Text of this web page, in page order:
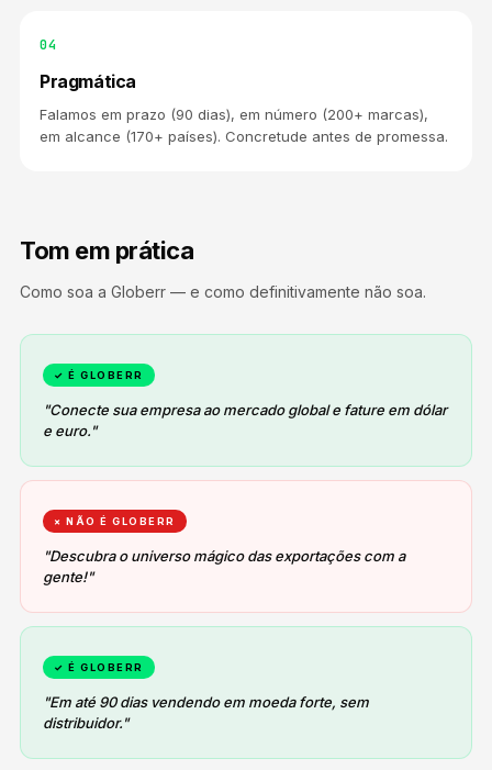
04
Pragmática
Falamos em prazo (90 dias), em número (200+ marcas),
em alcance (170+ países). Concretude antes de promessa.
Tom em prática
Como soa a Globerr — e como definitivamente não soa.
✓ É GLOBERR
"Conecte sua empresa ao mercado global e fature em dólar
e euro."
× NÃO É GLOBERR
"Descubra o universo mágico das exportações com a
gente!"
✓ É GLOBERR
"Em até 90 dias vendendo em moeda forte, sem
distribuidor."